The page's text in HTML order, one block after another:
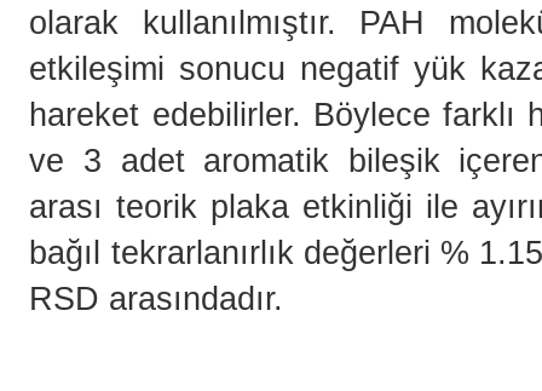
olarak kullanılmıştır. PAH
etkileşimi sonucu negatif yük
hareket edebilirler. Böylece farklı
ve 3 adet aromatik bileşik içeren
arası teorik plaka etkinliği ile
bağıl tekrarlanırlık değerleri %
RSD arasındadır.